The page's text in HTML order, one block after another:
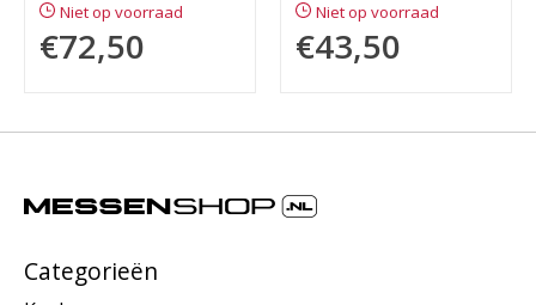
Niet op voorraad
€72,50
Niet op voorraad
€43,50
Categorieën